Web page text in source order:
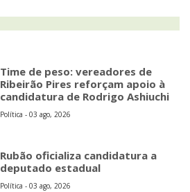
Time de peso: vereadores de
Ribeirão Pires reforçam apoio à
candidatura de Rodrigo Ashiuchi
Política - 03 ago, 2026
Rubão oficializa candidatura a
deputado estadual
Política - 03 ago, 2026